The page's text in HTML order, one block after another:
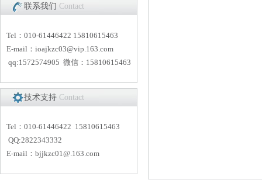
联系我们 Contact
Tel：010-61446422 15810615463
E-mail： ioajkzc03@vip.163.com
qq:1572574905 微信：15810615463
技术支持 Contact
Tel：010-61446422 15810615463
QQ:2822343332
E-mail： bjjkzc01@.163.com